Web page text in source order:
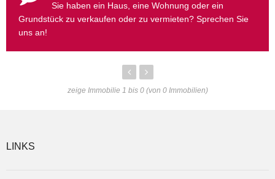
Sie haben ein Haus, eine Wohnung oder ein
Grundstück zu verkaufen oder zu vermieten? Sprechen Sie
uns an!
zeige Immobilie 1 bis 0 (von 0 Immobilien)
LINKS